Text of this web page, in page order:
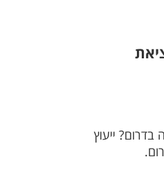
בדרום? ייעוץ